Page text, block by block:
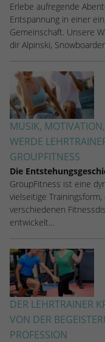
Erlebe aufregende
Entspannung in einer
Gemeinschaft. Unsere
dir Alpinski,
MUSIK,
WERDE
GROUPFITNESS
Die
GroupFitness ist eine
vielseitige
verschiedenen
entwickelt…
DER LEHRTRAINER
VON DER
PROFESSION
Form.
Name
Anbieter
Laufzeit
nach